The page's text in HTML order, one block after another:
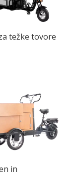
težke tovore
in